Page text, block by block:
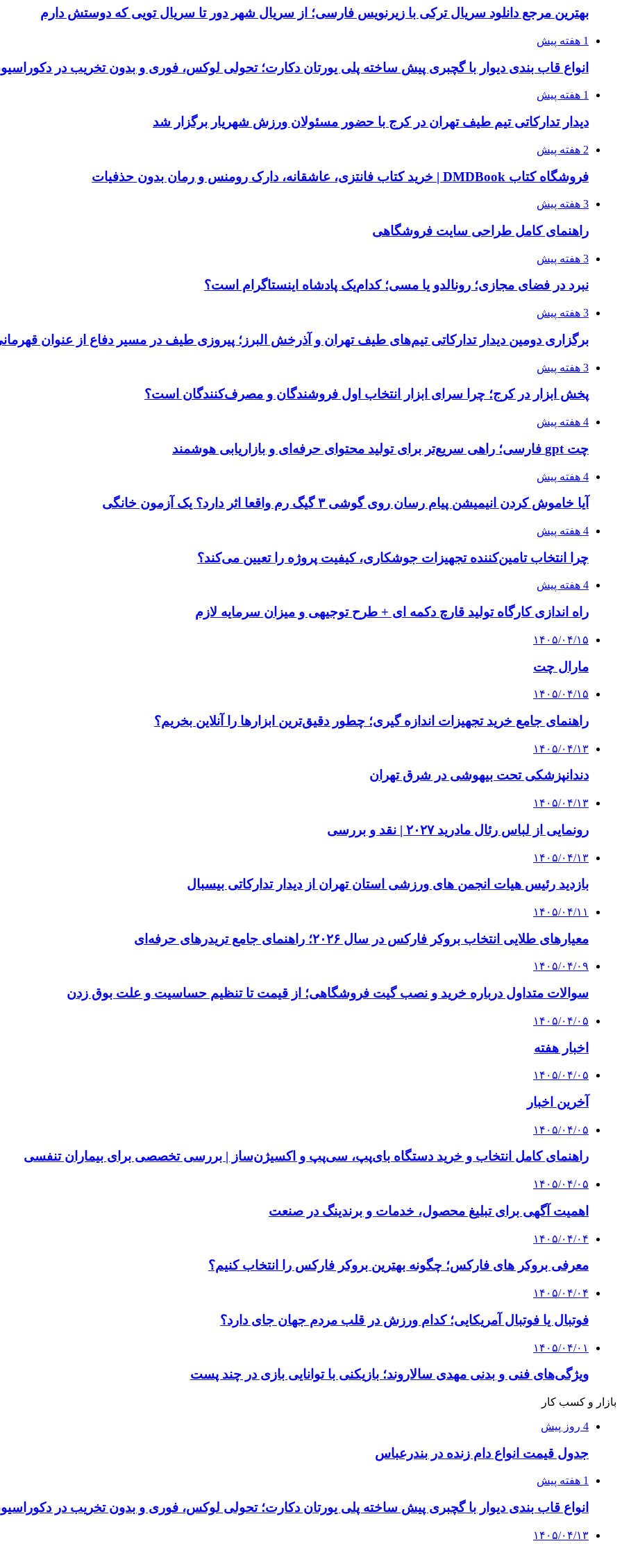
بهترین مرجع دانلود سریال ترکی با زیرنویس فارسی؛ از سریال شهر دور تا سریال تویی که دوستش دارم
1 هفته پیش
انواع قاب بندی دیوار با گچبری پیش ساخته پلی یورتان دکارت؛ تحولی لوکس، فوری و بدون تخریب در
1 هفته پیش
دیدار تدارکاتی تیم طیف تهران در کرج با حضور مسئولان ورزش شهریار برگزار شد
2 هفته پیش
فروشگاه کتاب DMDBook | خرید کتاب فانتزی، عاشقانه، دارک رومنس و رمان بدون حذفیات
3 هفته پیش
راهنمای کامل طراحی سایت فروشگاهی
3 هفته پیش
نبرد در فضای مجازی؛ رونالدو یا مسی؛ کدام‌یک پادشاه اینستاگرام است؟
3 هفته پیش
برگزاری دومین دیدار تدارکاتی تیم‌های طیف تهران و آذرخش البرز؛ پیروزی طیف در مسیر دفاع از عنوان
3 هفته پیش
پخش ابزار در کرج؛ چرا سرای ابزار انتخاب اول فروشندگان و مصرف‌کنندگان است؟
4 هفته پیش
چت gpt فارسی؛ راهی سریع‌تر برای تولید محتوای حرفه‌ای و بازاریابی هوشمند
4 هفته پیش
آیا خاموش کردن انیمیشن پیام رسان روی گوشی ۳ گیگ رم واقعا اثر دارد؟ یک آزمون خانگی
4 هفته پیش
چرا انتخاب تامین‌کننده تجهیزات جوشکاری، کیفیت پروژه را تعیین می‌کند؟
4 هفته پیش
راه اندازی کارگاه تولید قارچ دکمه ای + طرح توجیهی و میزان سرمایه لازم
۱۴۰۵/۰۴/۱۵
مارال چت
۱۴۰۵/۰۴/۱۵
راهنمای جامع خرید تجهیزات اندازه گیری؛ چطور دقیق‌ترین ابزارها را آنلاین بخریم؟
۱۴۰۵/۰۴/۱۳
دندانپزشکی تحت بیهوشی در شرق تهران
۱۴۰۵/۰۴/۱۳
رونمایی از لباس رئال مادرید ۲۰۲۷ | نقد و بررسی
۱۴۰۵/۰۴/۱۳
بازدید رئیس هیات انجمن های ورزشی استان تهران از دیدار تدارکاتی بیسبال
۱۴۰۵/۰۴/۱۱
معیارهای طلایی انتخاب بروکر فارکس در سال ۲۰۲۶؛ راهنمای جامع تریدرهای حرفه‌ای
۱۴۰۵/۰۴/۰۹
سوالات متداول درباره خرید و نصب گیت فروشگاهی؛ از قیمت تا تنظیم حساسیت و علت بوق زدن
۱۴۰۵/۰۴/۰۵
اخبار هفته
۱۴۰۵/۰۴/۰۵
آخرین اخبار
۱۴۰۵/۰۴/۰۵
راهنمای کامل انتخاب و خرید دستگاه بای‌پپ، سی‌پپ و اکسیژن‌ساز | بررسی تخصصی برای بیماران تنفسی
۱۴۰۵/۰۴/۰۵
اهمیت آگهی برای تبلیغ محصول، خدمات و برندینگ در صنعت
۱۴۰۵/۰۴/۰۴
معرفی بروکر های فارکس؛ چگونه بهترین بروکر فارکس را انتخاب کنیم؟
۱۴۰۵/۰۴/۰۴
فوتبال یا فوتبال آمریکایی؛ کدام ورزش در قلب مردم جهان جای دارد؟
۱۴۰۵/۰۴/۰۱
ویژگی‌های فنی و بدنی مهدی سالاروند؛ بازیکنی با توانایی بازی در چند پست
بازار و کسب کار
4 روز پیش
جدول قیمت انواع دام زنده در بندرعباس
1 هفته پیش
انواع قاب بندی دیوار با گچبری پیش ساخته پلی یورتان دکارت؛ تحولی لوکس، فوری و بدون تخریب در
۱۴۰۵/۰۴/۱۳